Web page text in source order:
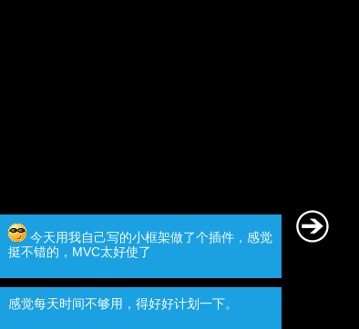
今天用我自己写的小框架做了个插件，感觉
挺不错的，MVC太好使了
感觉每天时间不够用，得好好计划一下。